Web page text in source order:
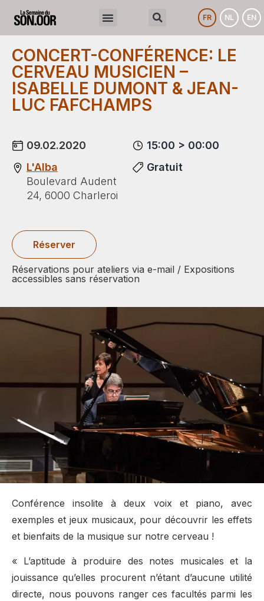
FR NL EN
CONCERT-CONFÉRENCE: LE
CERVEAU MUSICIEN –
ISABELLE DUMONT & JEAN-
LUC FAFCHAMPS
09.02.2020
L'Alba
Boulevard Audent
24, 6000 Charleroi
15:00 > 00:00
Gratuit
Réserver
Réservations pour ateliers via e-mail / Expositions
accessibles sans réservation
Conférence insolite à deux voix et piano, avec
exemples et jeux musicaux, pour découvrir les effets
et bienfaits de la musique sur notre cerveau !
« L’aptitude à produire des notes musicales et la
jouissance qu’elles procurent n’étant d’aucune utilité
directe, nous pouvons ranger ces facultés parmi les